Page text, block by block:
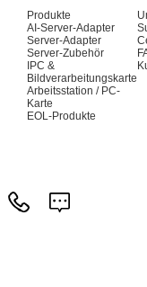
Produkte
AI-Server-Adapter
Server-Adapter
Server-Zubehör
IPC &
Bildverarbeitungskarte
Arbeitsstation / PC-
Karte
EOL-Produkte